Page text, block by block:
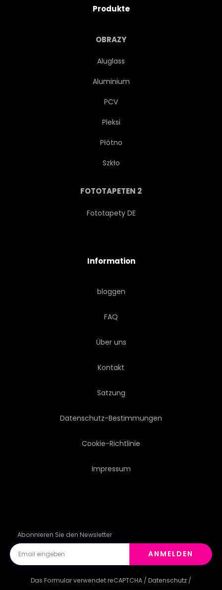
Produkte
OBRAZY
Aluglass
Aluminium
PCV
Pleksi
Płótno
Szkło
FOTOTAPETEN 2
Fototapety DE
Information
bloggen
FAQ
Über uns
Kontakt
Satzung
Datenschutz-Bestimmungen
Cookie-Richtlinie
Impressum
Abonnieren Sie den Newsletter
ANMELDEN
Das Formular verwendet reCAPTCHA / Datenschutz /